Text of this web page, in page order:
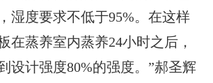
湿度要求不低于95%。在这样
在蒸养室内蒸养24小时之后，
设计强度80%的强度。”郝圣辉